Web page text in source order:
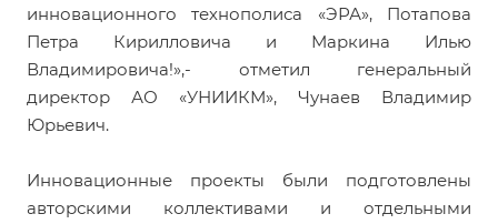
инновационного технополиса «ЭРА», Потапова
Петра Кирилловича и Маркина Илью
Владимировича!»,- отметил генеральный
директор АО «УНИИКМ», Чунаев Владимир
Юрьевич.
Инновационные проекты были подготовлены
авторскими коллективами и отдельными